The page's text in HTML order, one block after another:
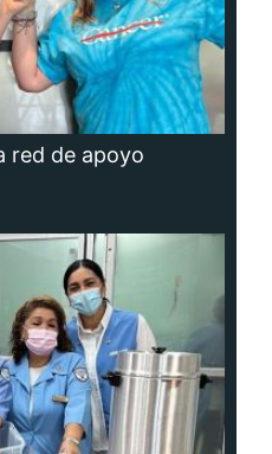
red de apoyo